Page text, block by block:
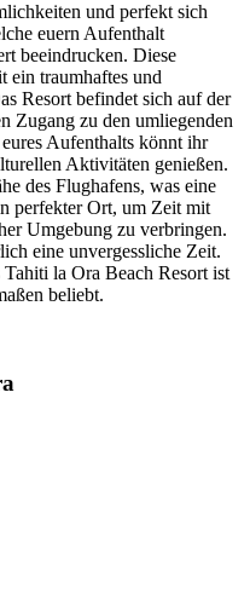
und perfekt sich
euern Aufenthalt
beeindrucken. Diese
ein traumhaftes und
Resort befindet sich auf der
Zugang zu den umliegenden
Aufenthalts könnt ihr
Aktivitäten genießen.
des Flughafens, was eine
perfekter Ort, um Zeit mit
Umgebung zu verbringen.
eine unvergessliche Zeit.
la Ora Beach Resort ist
beliebt.